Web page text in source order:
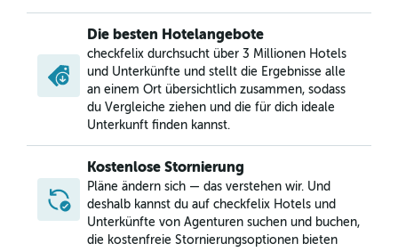
Die besten Hotelangebote
checkfelix durchsucht über 3 Millionen Hotels
und Unterkünfte und stellt die Ergebnisse alle
an einem Ort übersichtlich zusammen, sodass
du Vergleiche ziehen und die für dich ideale
Unterkunft finden kannst.
Kostenlose Stornierung
Pläne ändern sich — das verstehen wir. Und
deshalb kannst du auf checkfelix Hotels und
Unterkünfte von Agenturen suchen und buchen,
die kostenfreie Stornierungsoptionen bieten